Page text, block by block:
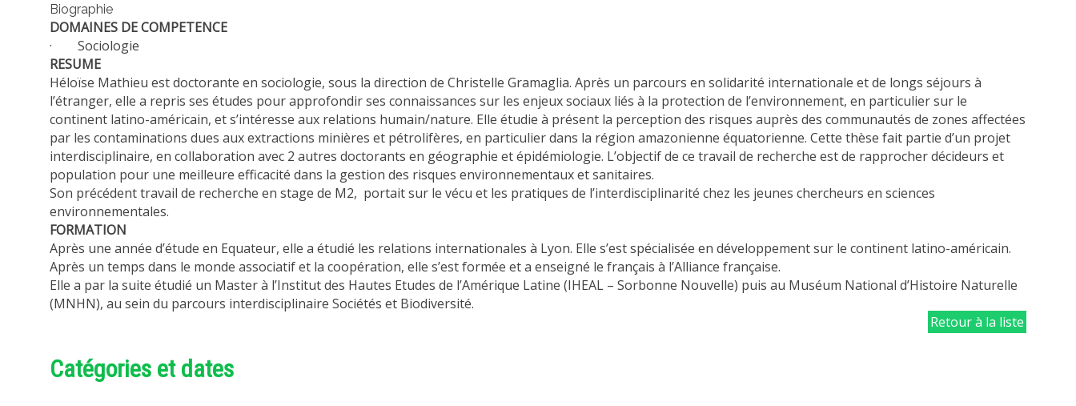
Biographie
DOMAINES DE COMPETENCE
· Sociologie
RESUME
Héloïse Mathieu est doctorante en sociologie, sous la direction de Christelle Gramaglia. Après un parcours en solidarité internationale et de longs séjours à
l’étranger, elle a repris ses études pour approfondir ses connaissances sur les enjeux sociaux liés à la protection de l’environnement, en particulier sur le
continent latino-américain, et s’intéresse aux relations humain/nature. Elle étudie à présent la perception des risques auprès des communautés de zones affectées
par les contaminations dues aux extractions minières et pétrolifères, en particulier dans la région amazonienne équatorienne. Cette thèse fait partie d’un projet
interdisciplinaire, en collaboration avec 2 autres doctorants en géographie et épidémiologie. L’objectif de ce travail de recherche est de rapprocher décideurs et
population pour une meilleure efficacité dans la gestion des risques environnementaux et sanitaires.
Son précédent travail de recherche en stage de M2, portait sur le vécu et les pratiques de l’interdisciplinarité chez les jeunes chercheurs en sciences
environnementales.
FORMATION
Après une année d’étude en Equateur, elle a étudié les relations internationales à Lyon. Elle s’est spécialisée en développement sur le continent latino-américain.
Après un temps dans le monde associatif et la coopération, elle s’est formée et a enseigné le français à l’Alliance française.
Elle a par la suite étudié un Master à l’Institut des Hautes Etudes de l’Amérique Latine (IHEAL – Sorbonne Nouvelle) puis au Muséum National d’Histoire Naturelle
(MNHN), au sein du parcours interdisciplinaire Sociétés et Biodiversité.
Retour à la liste
Catégories et dates